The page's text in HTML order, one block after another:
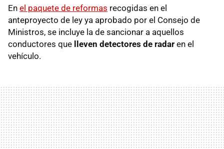
En el paquete de reformas recogidas en el
anteproyecto de ley ya aprobado por el Consejo de
Ministros, se incluye la de sancionar a aquellos
conductores que lleven detectores de radar en el
vehículo.